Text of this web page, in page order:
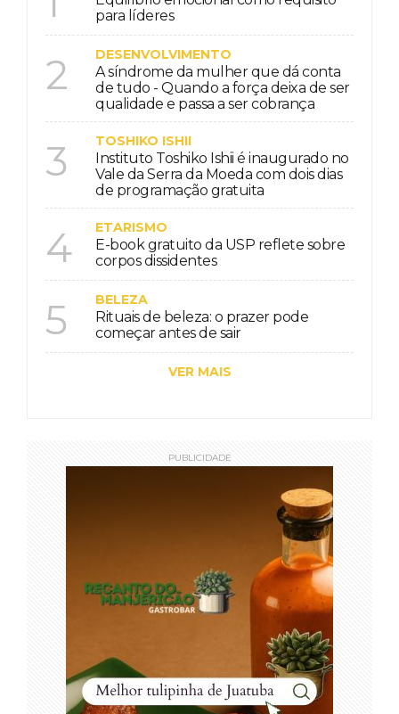
para líderes
2 DESENVOLVIMENTO
A síndrome da mulher que dá conta
de tudo - Quando a força deixa de ser
qualidade e passa a ser cobrança
3 TOSHIKO ISHII
Instituto Toshiko Ishii é inaugurado no
Vale da Serra da Moeda com dois dias
de programação gratuita
4 ETARISMO
E-book gratuito da USP reflete sobre
corpos dissidentes
5 BELEZA
Rituais de beleza: o prazer pode
começar antes de sair
VER MAIS
PUBLICIDADE